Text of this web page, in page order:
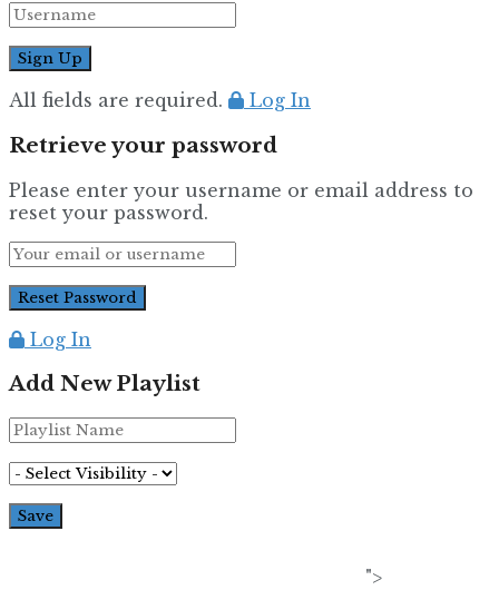
All fields are required. Log In
Retrieve your password
Please enter your username or email address to
reset your password.
Log In
Add New Playlist
">